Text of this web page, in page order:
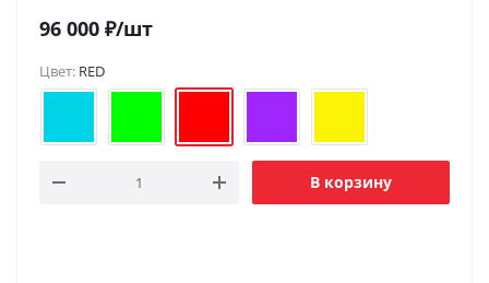
96 000 ₽/шт
Цвет: RED
В корзину